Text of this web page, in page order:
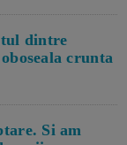
dintre
crunta
Si am